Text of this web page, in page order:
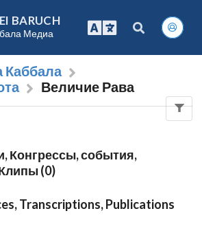
BARUCH
Медиа
Каббала
Величие Рава
Конгрессы, события,
(0)
Transcriptions, Publications